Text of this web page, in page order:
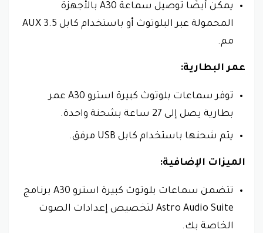
يمكن أيضًا توصيل سماعة A30 بالأجهزة
المحمولة عبر البلوتوث أو باستخدام كابل AUX 3.5
مم.
عمر البطارية:
توفر سماعات بلوتوث كبيرة استرو A30 عمر
بطارية يصل إلى 27 ساعة بشحنة واحدة.
يتم شحنها باستخدام كابل USB مرفق.
الميزات الإضافية:
تتضمن سماعات بلوتوث كبيرة استرو A30 برنامج
Astro Audio Suite لتخصيص إعدادات الصوت
الخاصة بك.